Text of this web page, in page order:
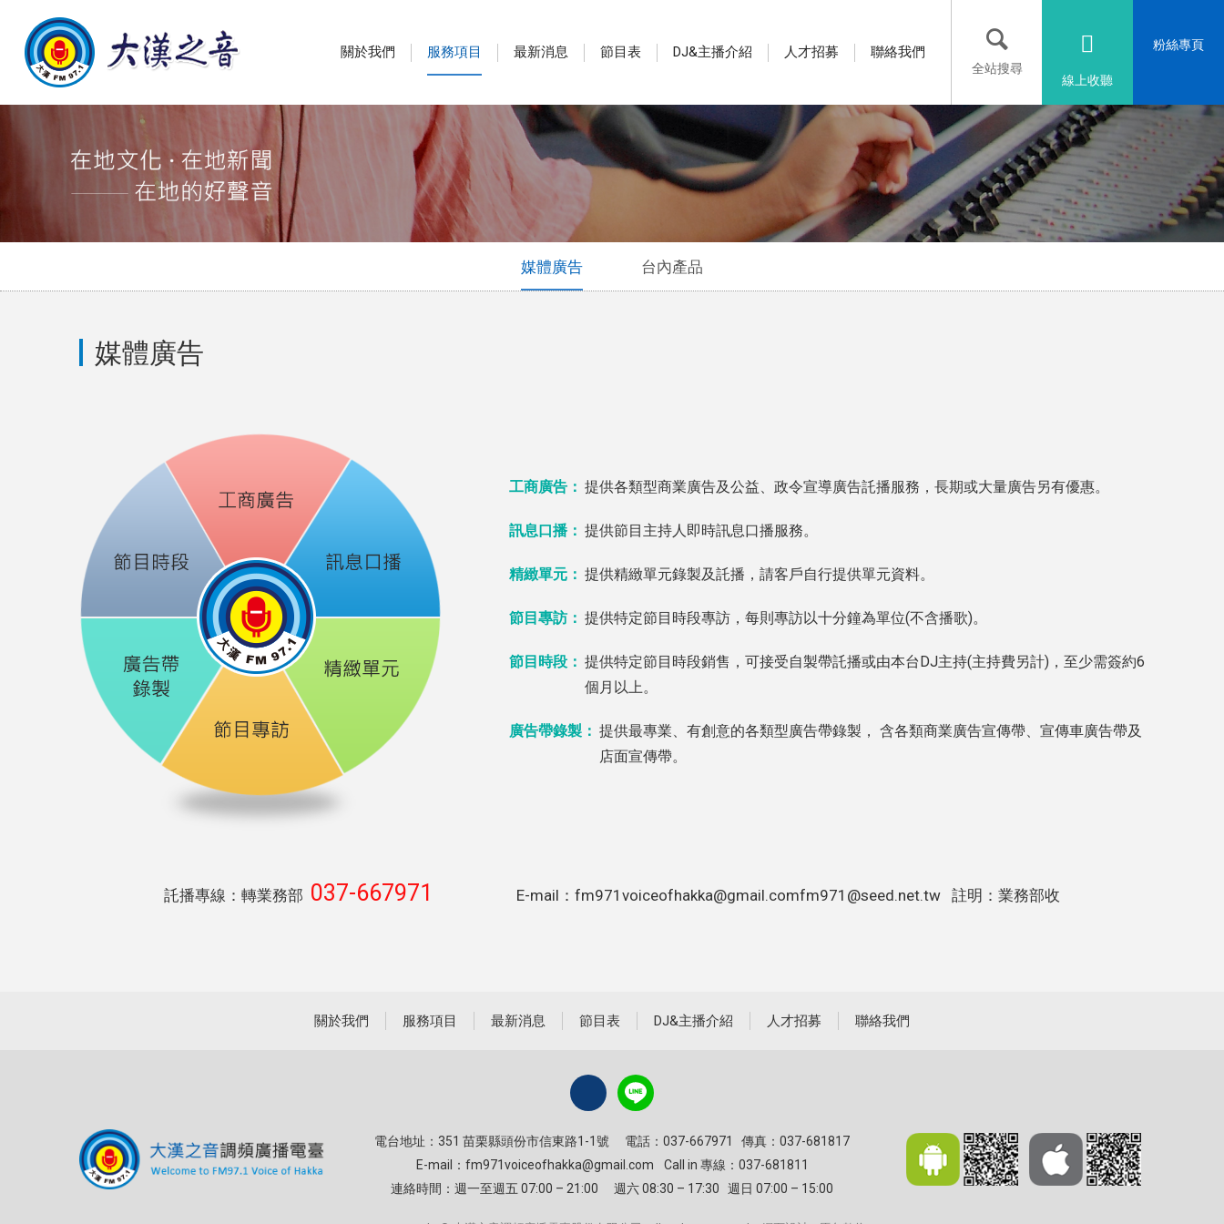
粉絲專頁
線上收聽
全站搜尋
關於我們 服務項目 最新消息 節目表 DJ&主播介紹 人才招募 聯絡我們
媒體廣告 台內產品
媒體廣告
工商廣告： 提供各類型商業廣告及公益、政令宣導廣告託播服務，長期或大量廣告另有優惠。
訊息口播： 提供節目主持人即時訊息口播服務。
精緻單元： 提供精緻單元錄製及託播，請客戶自行提供單元資料。
節目專訪： 提供特定節目時段專訪，每則專訪以十分鐘為單位(不含播歌)。
節目時段： 提供特定節目時段銷售，可接受自製帶託播或由本台DJ主持(主持費另計)，至少需簽約6
個月以上。
廣告帶錄製： 提供最專業、有創意的各類型廣告帶錄製， 含各類商業廣告宣傳帶、宣傳車廣告帶及
店面宣傳帶。
託播專線：轉業務部 037-667971 E-mail：fm971voiceofhakka@gmail.comfm971@seed.net.tw 註明：業務部收
關於我們 服務項目 最新消息 節目表 DJ&主播介紹 人才招募 聯絡我們
電台地址：351 苗栗縣頭份市信東路1-1號
電話：037-667971 傳真：037-681817
E-mail： fm971voiceofhakka@gmail.com
Call in 專線：037-681811
連絡時間：週一至週五 07:00 – 21:00
週六 08:30 – 17:30 週日 07:00 – 15:00